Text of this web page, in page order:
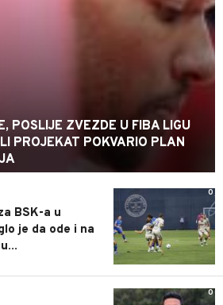
POSLIJE ZVEZDE U FIBA LIGU
PROJEKAT POKVARIO PLAN
0
BSK-a u
je da ode i na
0